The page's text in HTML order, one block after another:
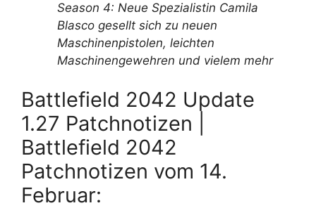
Season 4: Neue Spezialistin Camila
Blasco gesellt sich zu neuen
Maschinenpistolen, leichten
Maschinengewehren und vielem mehr
Battlefield 2042 Update
1.27 Patchnotizen |
Battlefield 2042
Patchnotizen vom 14.
Februar: